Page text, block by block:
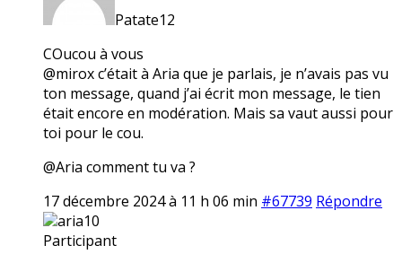
Patate12
COucou à vous
@mirox c’était à Aria que je parlais, je n’avais pas vu
ton message, quand j’ai écrit mon message, le tien
était encore en modération. Mais sa vaut aussi pour
toi pour le cou.
@Aria comment tu va ?
17 décembre 2024 à 11 h 06 min #67739 Répondre
aria10
Participant